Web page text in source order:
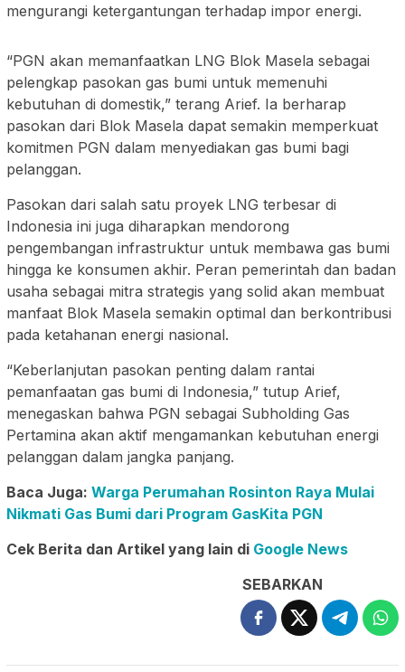
mengurangi ketergantungan terhadap impor energi.
“PGN akan memanfaatkan LNG Blok Masela sebagai
pelengkap pasokan gas bumi untuk memenuhi
kebutuhan di domestik,” terang Arief. Ia berharap
pasokan dari Blok Masela dapat semakin memperkuat
komitmen PGN dalam menyediakan gas bumi bagi
pelanggan.
Pasokan dari salah satu proyek LNG terbesar di
Indonesia ini juga diharapkan mendorong
pengembangan infrastruktur untuk membawa gas bumi
hingga ke konsumen akhir. Peran pemerintah dan badan
usaha sebagai mitra strategis yang solid akan membuat
manfaat Blok Masela semakin optimal dan berkontribusi
pada ketahanan energi nasional.
“Keberlanjutan pasokan penting dalam rantai
pemanfaatan gas bumi di Indonesia,” tutup Arief,
menegaskan bahwa PGN sebagai Subholding Gas
Pertamina akan aktif mengamankan kebutuhan energi
pelanggan dalam jangka panjang.
Baca Juga: Warga Perumahan Rosinton Raya Mulai
Nikmati Gas Bumi dari Program GasKita PGN
Cek Berita dan Artikel yang lain di Google News
SEBARKAN